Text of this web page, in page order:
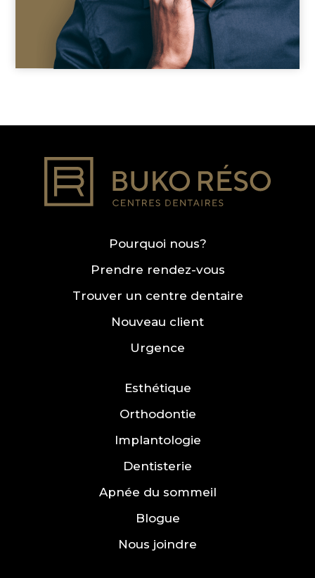
Pourquoi nous?
Prendre rendez-vous
Trouver un centre dentaire
Nouveau client
Urgence
Esthétique
Orthodontie
Implantologie
Dentisterie
Apnée du sommeil
Blogue
Nous joindre